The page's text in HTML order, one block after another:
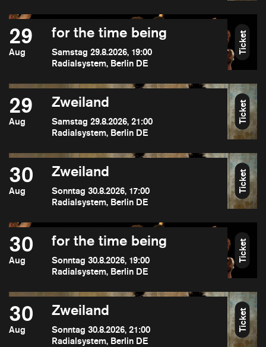
29
Aug
for the time being
Samstag 29.8.2026, 19:00
Radialsystem, Berlin DE
Ticket
29
Aug
Zweiland
Samstag 29.8.2026, 21:00
Radialsystem, Berlin DE
Ticket
30
Aug
Zweiland
Sonntag 30.8.2026, 17:00
Radialsystem, Berlin DE
Ticket
30
Aug
for the time being
Sonntag 30.8.2026, 19:00
Radialsystem, Berlin DE
Ticket
30
Aug
Zweiland
Sonntag 30.8.2026, 21:00
Radialsystem, Berlin DE
Ticket